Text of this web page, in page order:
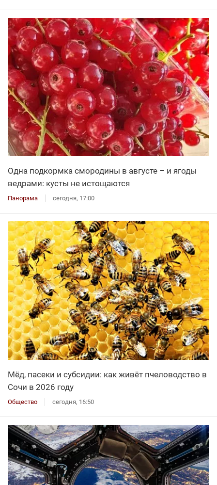
Одна подкормка смородины в августе – и ягоды
ведрами: кусты не истощаются
Панорама сегодня, 17:00
Мёд, пасеки и субсидии: как живёт пчеловодство в
Сочи в 2026 году
Общество сегодня, 16:50